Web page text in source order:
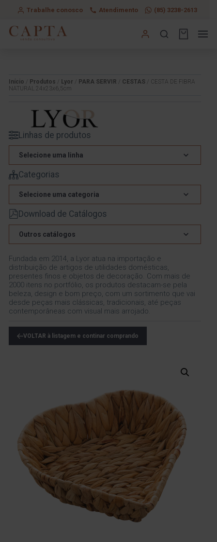
Trabalhe conosco Atendimento (85) 3238-2613
Início Produtos Lyor PARA SERVIR CESTAS / CESTA DE FIBRA
NATURAL 24x23x6,5cm
Linhas de produtos
Selecione uma linha
Categorias
Selecione uma categoria
Download de Catálogos
Outros catálogos
Fundada em 2014, a Lyor atua na importação e
distribuição de artigos de utilidades domésticas,
presentes finos e objetos de decoração. Com mais de
2000 itens no portfólio, os produtos destacam-se pela
beleza, design e bom preço, com um sortimento que vai
desde peças mais clássicas, tradicionais, até peças
contemporâneas com visual mais arrojado.
VOLTAR à listagem e continar comprando